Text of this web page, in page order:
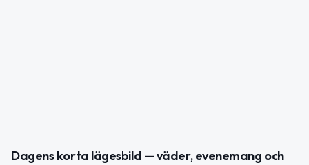
Dagens korta lägesbild — väder, evenemang och